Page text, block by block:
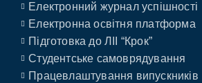
Електронний журнал успішності
Електронна освітня платформа
Підготовка до ЛІІ “Крок”
Студентське самоврядування
Працевлаштування випускників